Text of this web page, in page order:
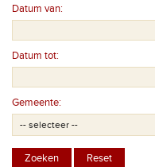
Datum van:
Datum tot:
Gemeente: